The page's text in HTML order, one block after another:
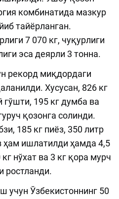
комбинатида мазкур
тайёрланган.
7 070 кг, чуқурлиги
эса деярли 3 тонна.
рекорд миқдордаги
Хусусан, 826 кг
гўшти, 195 кг думба ва
қозонга солинди.
185 кг пиёз, 350 литр
ҳам ишлатилди ҳамда 4,5
нўхат ва 3 кг қора мурч
ростланди.
учун Ўзбекистоннинг 50